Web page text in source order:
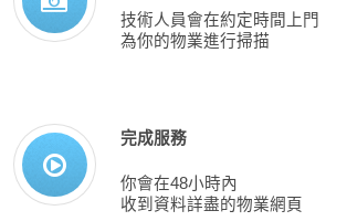
技術人員會在約定時間上門
為你的物業進行掃描
完成服務
你會在48小時內
收到資料詳盡的物業網頁